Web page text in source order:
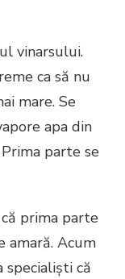
vinarsului.
ca să nu
mare. Se
apa din
parte se
că prima parte
amară. Acum
specialiști că